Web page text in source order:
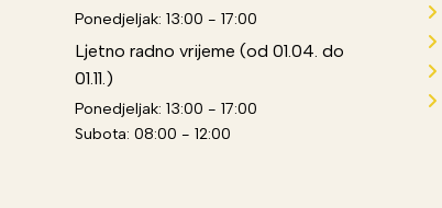
Ponedjeljak: 13:00 - 17:00
Ljetno radno vrijeme (od 01.04. do
01.11.)
Ponedjeljak: 13:00 - 17:00
Subota: 08:00 - 12:00